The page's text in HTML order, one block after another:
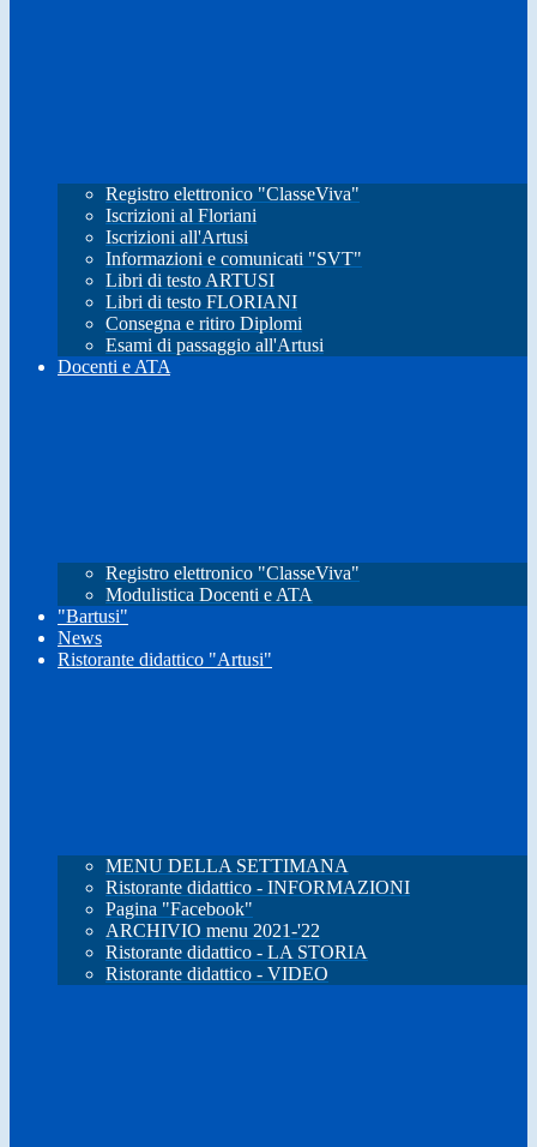
Registro elettronico "ClasseViva"
Iscrizioni al Floriani
Iscrizioni all'Artusi
Informazioni e comunicati "SVT"
Libri di testo ARTUSI
Libri di testo FLORIANI
Consegna e ritiro Diplomi
Esami di passaggio all'Artusi
Docenti e ATA
Registro elettronico "ClasseViva"
Modulistica Docenti e ATA
"Bartusi"
News
Ristorante didattico "Artusi"
MENU DELLA SETTIMANA
Ristorante didattico - INFORMAZIONI
Pagina "Facebook"
ARCHIVIO menu 2021-'22
Ristorante didattico - LA STORIA
Ristorante didattico - VIDEO